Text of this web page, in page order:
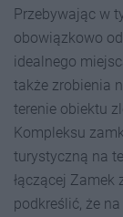
Przebywając w
obowiązkowo
idealnego
także zrobienia
terenie obiektu
Kompleksu
turystyczną na
łączącej Zamek
podkreślić, że